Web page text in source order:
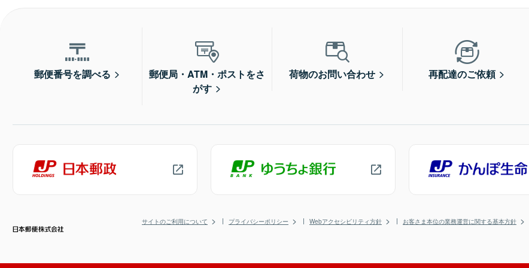
郵便番号を調べる
郵便局・ATM・ポストをさ
がす
荷物のお問い合わせ 再配達のご依頼
サイトのご利用について プライバシーポリシー Webアクセシビリティ方針 お客さま本位の業務運営に関する基本方針